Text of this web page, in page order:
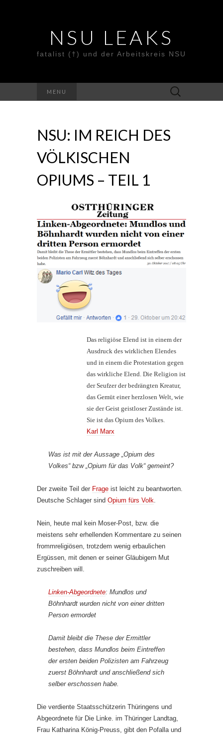
NSU LEAKS
fatalist (†) und der Arbeitskreis NSU
MENU
Suche
nach:
NSU: IM REICH DES
VÖLKISCHEN
OPIUMS – TEIL 1
Das religiöse Elend ist in einem der
Ausdruck des wirklichen Elendes
und in einem die Protestation gegen
das wirkliche Elend. Die Religion ist
der Seufzer der bedrängten Kreatur,
das Gemüt einer herzlosen Welt, wie
sie der Geist geistloser Zustände ist.
Sie ist das Opium des Volkes.
Karl Marx
Was ist mit der Aussage „Opium des
Volkes“ bzw „Opium für das Volk“ gemeint?
Der zweite Teil der Frage ist leicht zu beantworten.
Deutsche Schlager sind Opium fürs Volk.
Nein, heute mal kein Moser-Post, bzw. die
meistens sehr erhellenden Kommentare zu seinen
frommreligiösen, trotzdem wenig erbaulichen
Ergüssen, mit denen er seiner Gläubigern Mut
zuschreiben will.
Linken-Abgeordnete: Mundlos und
Böhnhardt wurden nicht von einer dritten
Person ermordet
Damit bleibt die These der Ermittler
bestehen, dass Mundlos beim Eintreffen
der ersten beiden Polizisten am Fahrzeug
zuerst Böhnhardt und anschließend sich
selber erschossen habe.
Die verdiente Staatsschützerin Thüringens und
Abgeordnete für Die Linke. im Thüringer Landtag,
Frau Katharina König-Preuss, gibt den Pofalla und